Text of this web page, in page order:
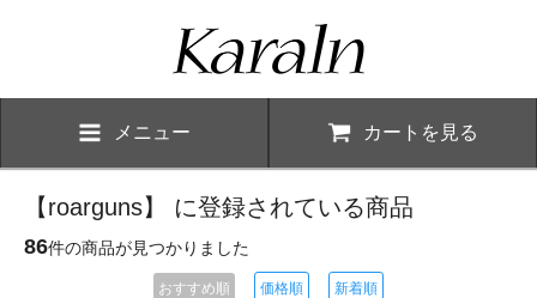
メニュー カートを見る
【roarguns】 に登録されている商品
86件の商品が見つかりました
おすすめ順 価格順 新着順